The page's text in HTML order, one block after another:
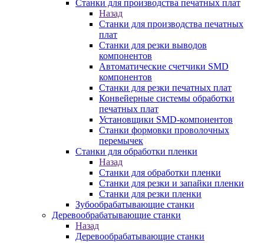
Станки для производства печатных плат
Назад
Станки для производства печатных
плат
Станки для резки выводов
компонентов
Автоматические счетчики SMD
компонентов
Станки для резки печатных плат
Конвейерные системы обработки
печатных плат
Установщики SMD-компонентов
Станки формовки проволочных
перемычек
Станки для обработки пленки
Назад
Станки для обработки пленки
Станки для резки и запайки пленки
Станки для резки пленки
Зубообрабатывающие станки
Деревообрабатывающие станки
Назад
Деревообрабатывающие станки